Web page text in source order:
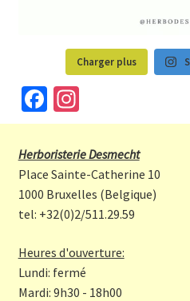
Charger plus
Fa
ce
b
o
o
k
In
st
a
gr
a
m
Herboristerie Desmecht
Place Sainte-Catherine 10
1000 Bruxelles (Belgique)
tel: +32(0)2/511.29.59
Heures d'ouverture:
Lundi: fermé
Mardi: 9h30 - 18h00